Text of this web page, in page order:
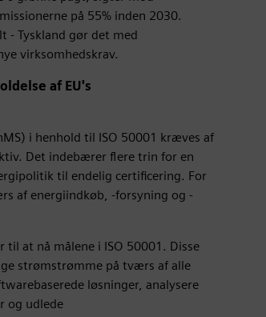
på 55% inden 2030.
- Tyskland gør det med
virksomhedskrav.
af EU's
i henhold til ISO 50001 kræves af
Det indebærer flere trin for en
til endelig certificering. For
af energiindkøb, -forsyning og -
at nå målene i ISO 50001. Disse
strømstrømme på tværs af alle
løsninger, analysere
og udlede